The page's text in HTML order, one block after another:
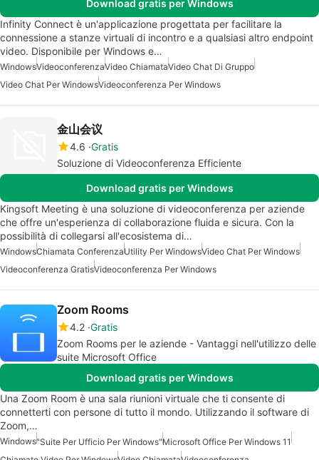
Download gratis per Windows
Infinity Connect è un'applicazione progettata per facilitare la
connessione a stanze virtuali di incontro e a qualsiasi altro endpoint
video. Disponibile per Windows e…
WindowsVideoconferenzaVideo ChiamataVideo Chat Di Gruppo
Video Chat Per WindowsVideoconferenza Per Windows
金山会议
4.6 Gratis
Soluzione di Videoconferenza Efficiente
Download gratis per Windows
Kingsoft Meeting è una soluzione di videoconferenza per aziende
che offre un'esperienza di collaborazione fluida e sicura. Con la
possibilità di collegarsi all'ecosistema di…
WindowsChiamata ConferenzaUtility Per WindowsVideo Chat Per Windows
Videoconferenza GratisVideoconferenza Per Windows
Zoom Rooms
4.2 Gratis
Zoom Rooms per le aziende - Vantaggi nell'utilizzo delle
suite Microsoft Office
Download gratis per Windows
Una Zoom Room è una sala riunioni virtuale che ti consente di
connetterti con persone di tutto il mondo. Utilizzando il software di
Zoom,…
Windows"Suite Per Ufficio Per Windows"Microsoft Office Per Windows 11